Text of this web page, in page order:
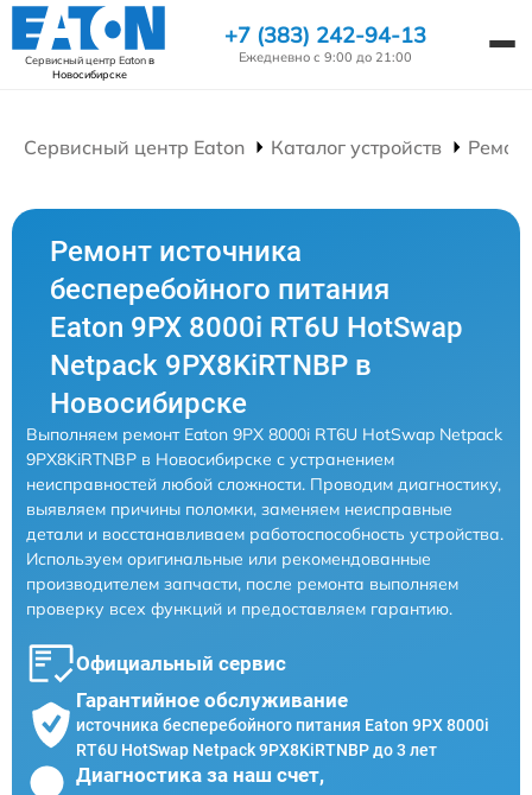
Сервисный центр Eatonв
Новосибирске
+7 (383) 242-94-13
Ежедневно с 9:00 до 21:00
Сервисный центр Eaton Каталог устройств
Ремонт источника
бесперебойного питания
Eaton 9PX 8000i RT6U HotSwap
Netpack 9PX8KiRTNBP в
Новосибирске
Выполняем ремонт Eaton 9PX 8000i RT6U HotSwap Netpack
9PX8KiRTNBP в Новосибирске с устранением
неисправностей любой сложности. Проводим диагностику,
выявляем причины поломки, заменяем неисправные
детали и восстанавливаем работоспособность устройства.
Используем оригинальные или рекомендованные
производителем запчасти, после ремонта выполняем
проверку всех функций и предоставляем гарантию.
Официальный сервис
Гарантийное обслуживание
источника бесперебойного питания Eaton 9PX 8000i
RT6U HotSwap Netpack 9PX8KiRTNBP до 3 лет
Диагностика за наш счет,